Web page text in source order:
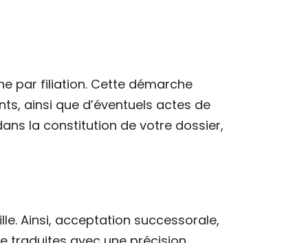
par filiation. Cette démarche
ainsi que d’éventuels actes de
la constitution de votre dossier,
Ainsi, acceptation successorale,